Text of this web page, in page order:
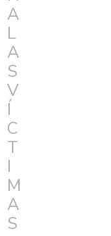
A
L
A
S
V
Í
C
T
I
M
A
S